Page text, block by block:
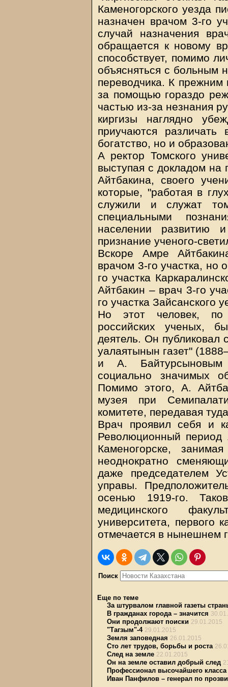
Каменогорского уезда
назначен врачом 3-го
случай назначения
обращается к новому
способствует, помимо
объясняться с больным
переводчика. К прежним
за помощью гораздо
частью из-за незнания
киргизы наглядно
приучаются
богатство, но и
А ректор Томского
выступая с докладом на
Айтбакина, своего
которые, "работая в
служили и служат
специальными
населении развитию
признание ученого-
Вскоре Амре
врачом 3-го участка, но
го участка
Айтбакин – врач 3-го
го участка Зайсанского
Но этот человек, по
российских ученых,
деятель. Он публиковал
уалаятынын газет"
и А. Байтурсыновым
социально значимых
Помимо этого, А.
музея при
комитете, передавая
Врач проявил себя и
Революционный период
Каменогорске,
неоднократно
даже председателем
управы.
осенью 1919-го.
медицинского
университета, первого
отмечается в нынешнем
Поиск
Еще по теме
За штурвалом главной газеты
В гражданах города – значится
Они продолжают поиски 29.01.2015
"Тагзым"-4 29.01.2015
Земля заповедная 26.01.2015
Сто лет трудов, борьбы и роста
След на земле 22.01.2015
Он на земле оставил добрый след
Профессионал высочайшего класса
Иван Панфилов – генерал по